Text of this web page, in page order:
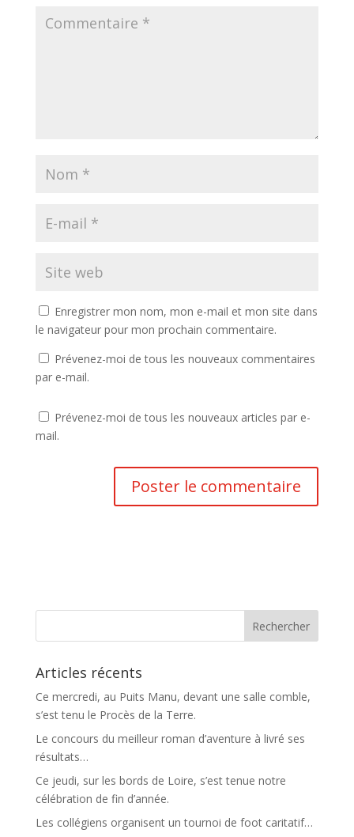
Enregistrer mon nom, mon e-mail et mon site dans
le navigateur pour mon prochain commentaire.
Prévenez-moi de tous les nouveaux commentaires
par e-mail.
Prévenez-moi de tous les nouveaux articles par e-
mail.
Articles récents
Ce mercredi, au Puits Manu, devant une salle comble,
s’est tenu le Procès de la Terre.
Le concours du meilleur roman d’aventure à livré ses
résultats…
Ce jeudi, sur les bords de Loire, s’est tenue notre
célébration de fin d’année.
Les collégiens organisent un tournoi de foot caritatif…